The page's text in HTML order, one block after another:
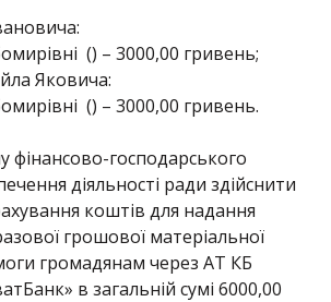
() – 3000,00 гривень;
Яковича:
() – 3000,00 гривень.
фінансово-господарського
діяльності ради здійснити
коштів для надання
грошової матеріальної
громадянам через АТ КБ
в загальній сумі 6000,00